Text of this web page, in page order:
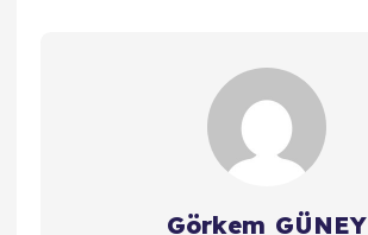
Görkem GÜNEY